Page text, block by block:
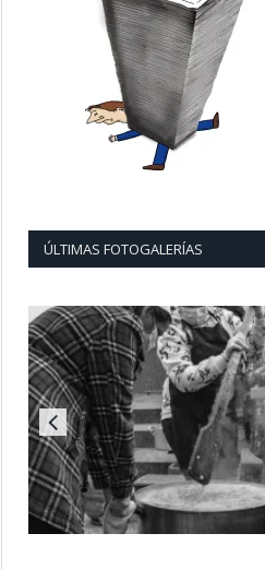
ÚLTIMAS FOTOGALERÍAS